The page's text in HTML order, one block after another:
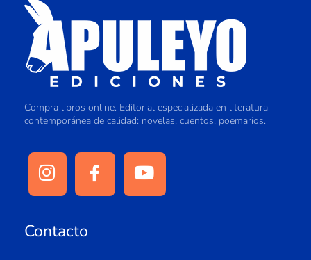
Compra libros online. Editorial especializada en literatura
contemporánea de calidad: novelas, cuentos, poemarios.
Contacto